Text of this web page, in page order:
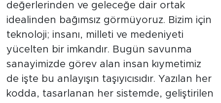
değerlerinden ve geleceğe dair ortak
idealinden bağımsız görmüyoruz. Bizim için
teknoloji; insanı, milleti ve medeniyeti
yücelten bir imkandır. Bugün savunma
sanayimizde görev alan insan kıymetimiz
de işte bu anlayışın taşıyıcısıdır. Yazılan her
kodda, tasarlanan her sistemde, geliştirilen